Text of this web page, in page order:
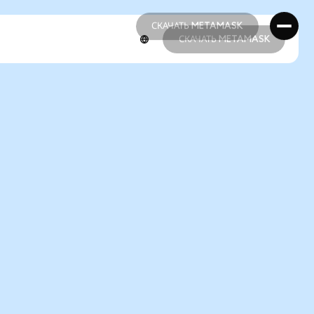
СКАЧАТЬ METAMASK
СКАЧАТЬ METAMASK
СКАЧАТЬ METAMASK